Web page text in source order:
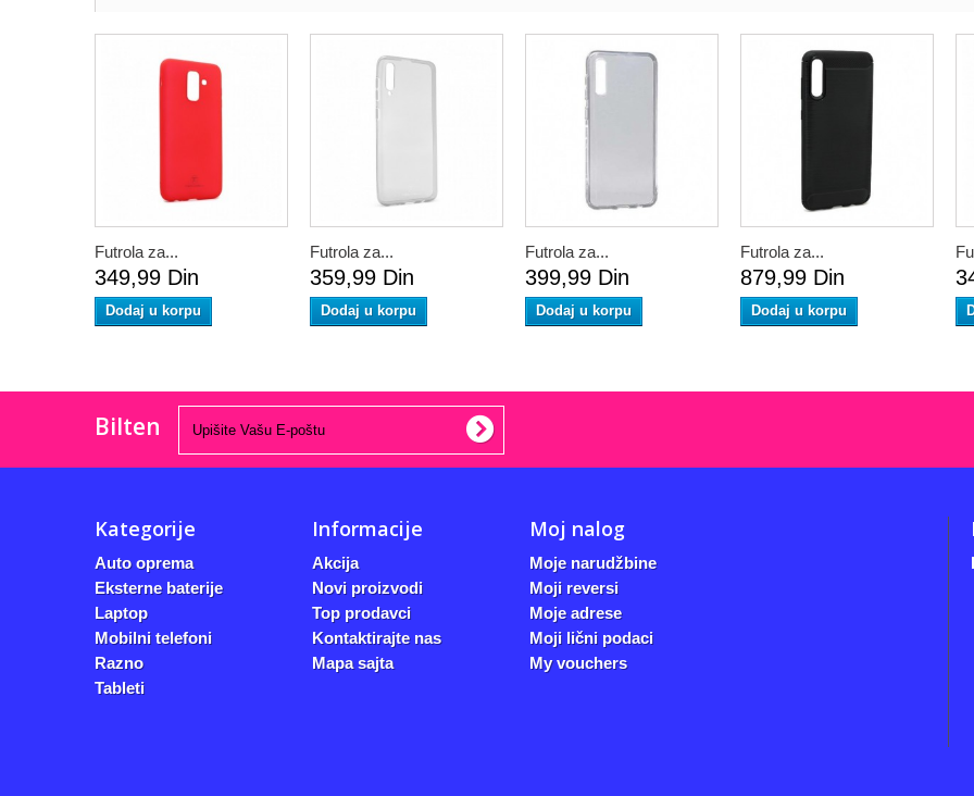
Futrola za...
349,99 Din
Dodaj u korpu
Futrola za...
359,99 Din
Dodaj u korpu
Futrola za...
399,99 Din
Dodaj u korpu
Futrola za...
879,99 Din
Dodaj u korpu
Bilten
Kategorije
Auto oprema
Eksterne baterije
Laptop
Mobilni telefoni
Razno
Tableti
Informacije
Akcija
Novi proizvodi
Top prodavci
Kontaktirajte nas
Mapa sajta
Moj nalog
Moje narudžbine
Moji reversi
Moje adrese
Moji lični podaci
My vouchers